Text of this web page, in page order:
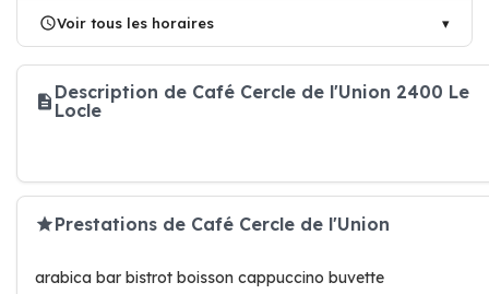
Voir tous les horaires
Description de Café Cercle de l'Union 2400 Le
Locle
Prestations de Café Cercle de l'Union
arabica bar bistrot boisson cappuccino buvette